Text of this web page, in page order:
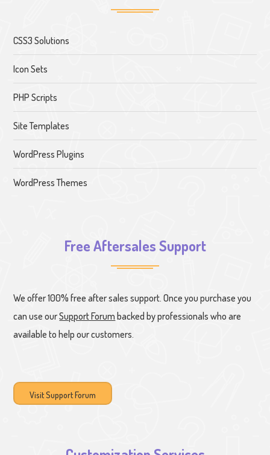
CSS3 Solutions
Icon Sets
PHP Scripts
Site Templates
WordPress Plugins
WordPress Themes
Free Aftersales Support
We offer 100% free after sales support. Once you purchase you
can use ourSupport Forum backed by professionals who are
available to help our customers.
Visit Support Forum